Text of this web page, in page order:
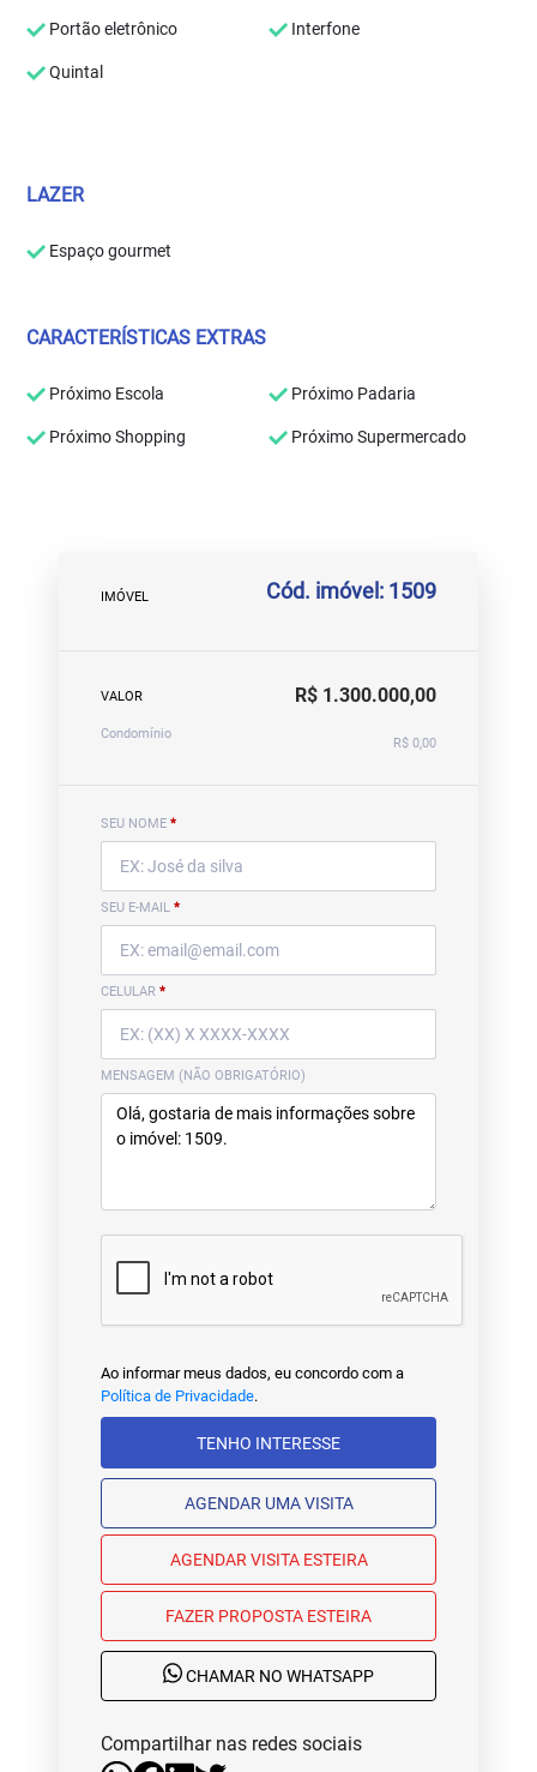
Portão eletrônico Interfone
Quintal
LAZER
Espaço gourmet
CARACTERÍSTICAS EXTRAS
Próximo Escola Próximo Padaria
Próximo Shopping Próximo Supermercado
IMÓVEL Cód. imóvel: 1509
VALOR R$ 1.300.000,00
Condomínio
R$ 0,00
SEU NOME *
SEU E-MAIL *
CELULAR *
MENSAGEM (NÃO OBRIGATÓRIO)
Ao informar meus dados, eu concordo com a
Política de Privacidade.
TENHO INTERESSE
AGENDAR UMA VISITA
AGENDAR VISITA ESTEIRA
FAZER PROPOSTA ESTEIRA
CHAMAR NO WHATSAPP
Compartilhar nas redes sociais